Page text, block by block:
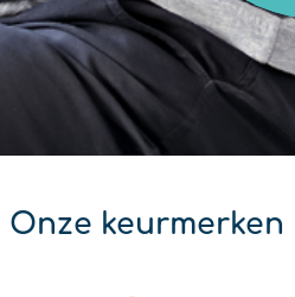
Onze keurmerken